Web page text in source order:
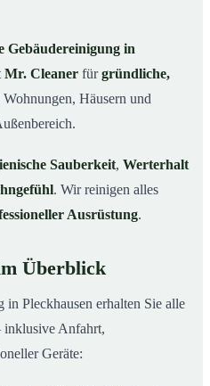
ab
Gebäudereinigung
– Profis im Einsatz
Gebäudereinigung in
Mr. Cleaner fürgründliche,
Häusern und
Sauberkeit, Werterhalt
. Wir reinigen alles
Ausrüstung.
Überblick
Pleckhausen erhalten Sie alle
inklusive Anfahrt,
Geräte: